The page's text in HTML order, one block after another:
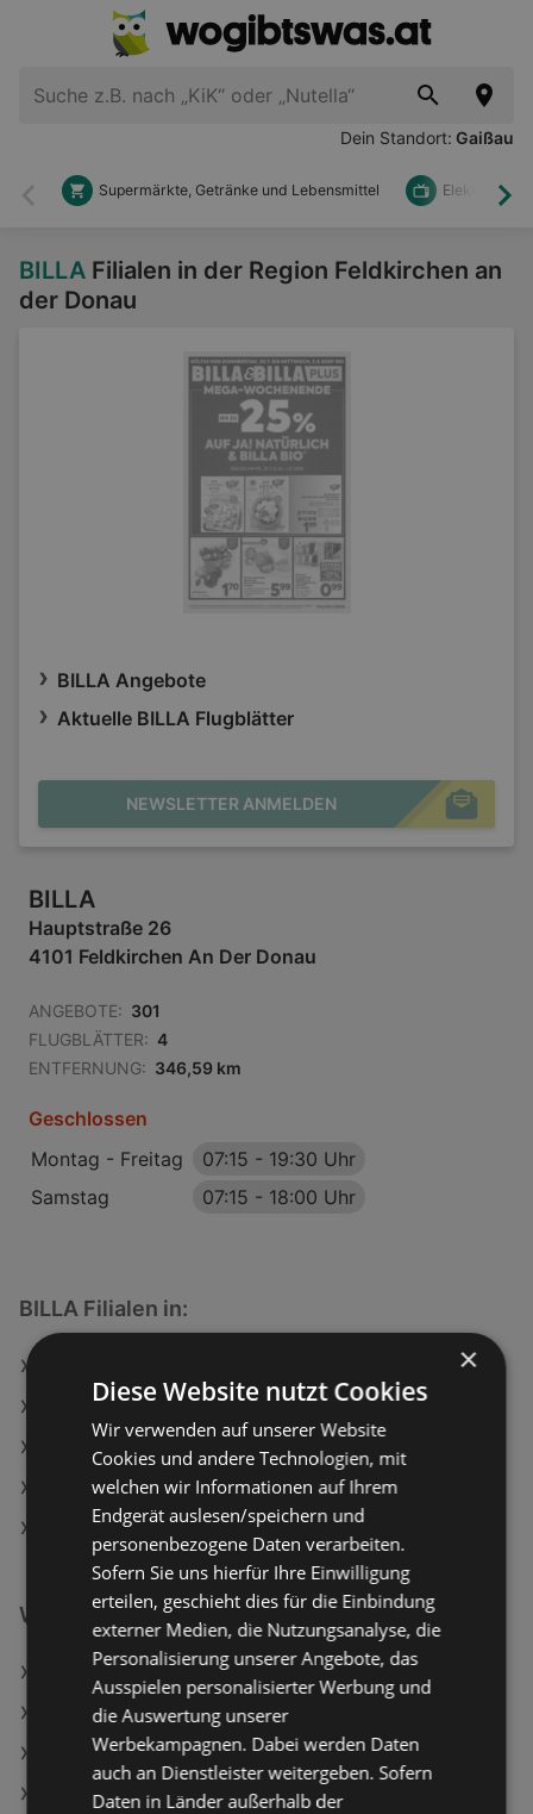
Dein Standort: Gaißau
Zurück
Supermärkte, Getränke und Lebensmittel Elektronik
BILLA Filialen in der Region Feldkirchen an
der Donau
BILLA Angebote
Aktuelle BILLA Flugblätter
NEWSLETTER ANMELDEN
BILLA
Hauptstraße 26
4101 Feldkirchen An Der Donau
ANGEBOTE: 301
FLUGBLÄTTER: 4
ENTFERNUNG: 346,59 km
Geschlossen
Montag - Freitag
07:15 - 19:30 Uhr
Samstag
07:15 - 18:00 Uhr
BILLA Filialen in:
BILLA in Krems an der Donau
BILLA in Langenlois
BILLA in Puchberg am Schneeberg
BILLA in Sankt Georgen an der Stiefing
Weiterführende Links
Gösser Märzen
Clever Brötchen zum Fertigbacken
Clever Österreichische Teebutter
BILLA Angebote
×
Diese Website nutzt Cookies
Wir verwenden auf unserer Website
Cookies und andere Technologien, mit
welchen wir Informationen auf Ihrem
Endgerät auslesen/speichern und
personenbezogene Daten verarbeiten.
Sofern Sie uns hierfür Ihre Einwilligung
erteilen, geschieht dies für die Einbindung
externer Medien, die Nutzungsanalyse, die
Personalisierung unserer Angebote, das
Ausspielen personalisierter Werbung und
die Auswertung unserer
Werbekampagnen. Dabei werden Daten
auch an Dienstleister weitergeben. Sofern
Daten in Länder außerhalb der